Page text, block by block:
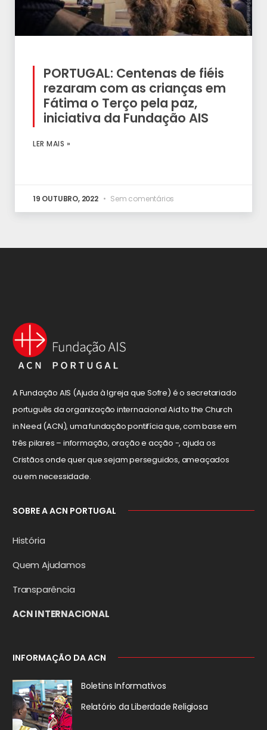
PORTUGAL: Centenas de fiéis
rezaram com as crianças em
Fátima o Terço pela paz,
iniciativa da Fundação AIS
LER MAIS »
19 OUTUBRO, 2022 Sem comentários
A Fundação AIS (Ajuda à Igreja que Sofre) é o secretariado
português da organização internacional Aid to the Church
in Need (ACN), uma fundação pontifícia que, com base em
três pilares – informação, oração e acção -, ajuda os
Cristãos onde quer que sejam perseguidos, ameaçados
ou em necessidade.
SOBRE A ACN PORTUGAL
História
Quem Ajudamos
Transparência
ACN INTERNACIONAL
INFORMAÇÃO DA ACN
Boletins Informativos
Relatório da Liberdade Religiosa